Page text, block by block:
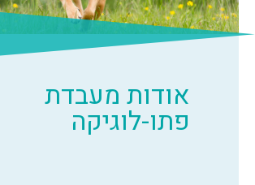
אודות מעבדת
פתו-לוגיקה